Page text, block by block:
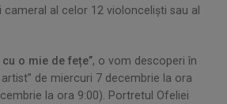
al celor 12 violonceliști sau al
o mie de fețe”, o vom descoperi în
de miercuri 7 decembrie la ora
la ora 9:00). Portretul Ofeliei